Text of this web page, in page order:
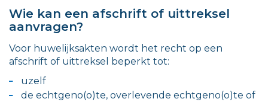
Wie kan een afschrift of uittreksel
aanvragen?
Voor huwelijksakten wordt het recht op een
afschrift of uittreksel beperkt tot:
uzelf
de echtgeno(o)te, overlevende echtgeno(o)te of